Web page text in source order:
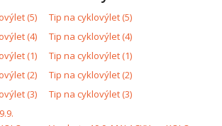
Tip na cyklovýlet (5)
Tip na cyklovýlet (4)
Tip na cyklovýlet (1)
Tip na cyklovýlet (2)
Tip na cyklovýlet (3)